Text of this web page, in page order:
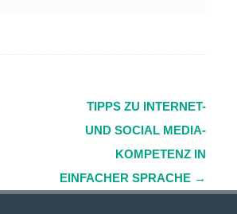
TIPPS ZU INTERNET-
UND SOCIAL MEDIA-
KOMPETENZ IN
EINFACHER SPRACHE →